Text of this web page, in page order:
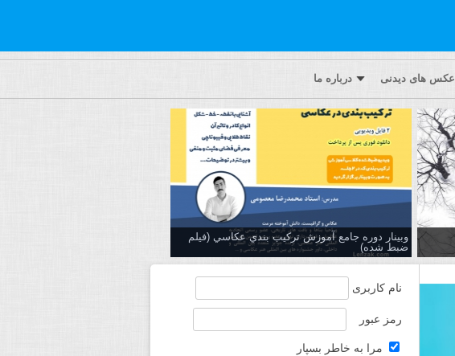
عکس های دیدنی درباره ما
وبینار دوره جامع آموزش تركيب بندي عكاسي (فیلم
ضبط شده)
نام کاربری
رمز عبور
مرا به خاطر بسپار